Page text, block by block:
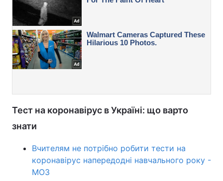
Тест на коронавірус в Україні: що варто
знати
Вчителям не потрібно робити тести на
коронавірус напередодні навчального року -
МОЗ